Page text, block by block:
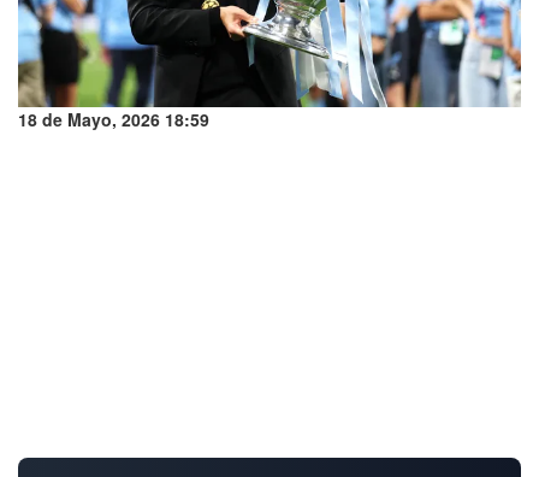
18 de Mayo, 2026 18:59